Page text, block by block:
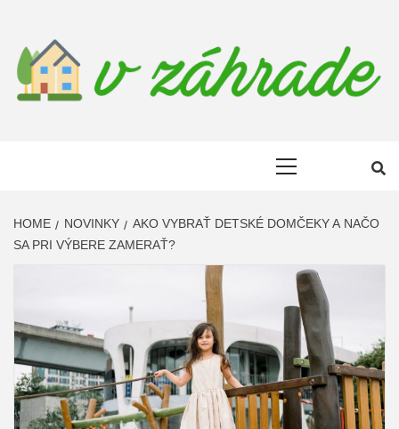
content
ZAHRADE
HOME NOVINKY
AKO VYBRAŤ DETSKÉ DOMČEKY A NAČO
SA PRI VÝBERE ZAMERAŤ?